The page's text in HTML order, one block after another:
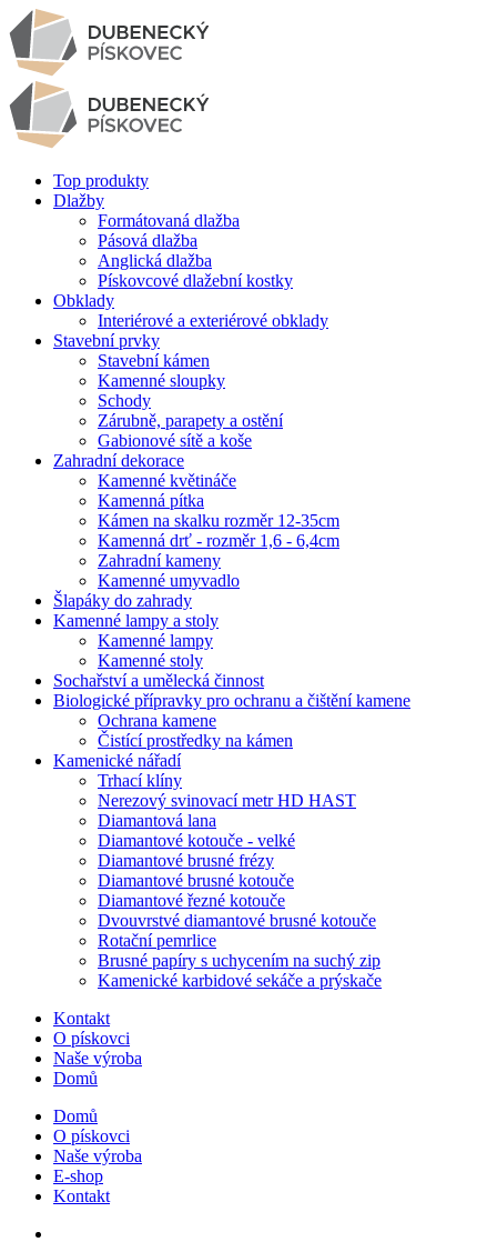
Top produkty
Dlažby
Formátovaná dlažba
Pásová dlažba
Anglická dlažba
Pískovcové dlažební kostky
Obklady
Interiérové a exteriérové obklady
Stavební prvky
Stavební kámen
Kamenné sloupky
Schody
Zárubně, parapety a ostění
Gabionové sítě a koše
Zahradní dekorace
Kamenné květináče
Kamenná pítka
Kámen na skalku rozměr 12-35cm
Kamenná drť - rozměr 1,6 - 6,4cm
Zahradní kameny
Kamenné umyvadlo
Šlapáky do zahrady
Kamenné lampy a stoly
Kamenné lampy
Kamenné stoly
Sochařství a umělecká činnost
Biologické přípravky pro ochranu a čištění kamene
Ochrana kamene
Čistící prostředky na kámen
Kamenické nářadí
Trhací klíny
Nerezový svinovací metr HD HAST
Diamantová lana
Diamantové kotouče - velké
Diamantové brusné frézy
Diamantové brusné kotouče
Diamantové řezné kotouče
Dvouvrstvé diamantové brusné kotouče
Rotační pemrlice
Brusné papíry s uchycením na suchý zip
Kamenické karbidové sekáče a prýskače
Kontakt
O pískovci
Naše výroba
Domů
Domů
O pískovci
Naše výroba
E-shop
Kontakt